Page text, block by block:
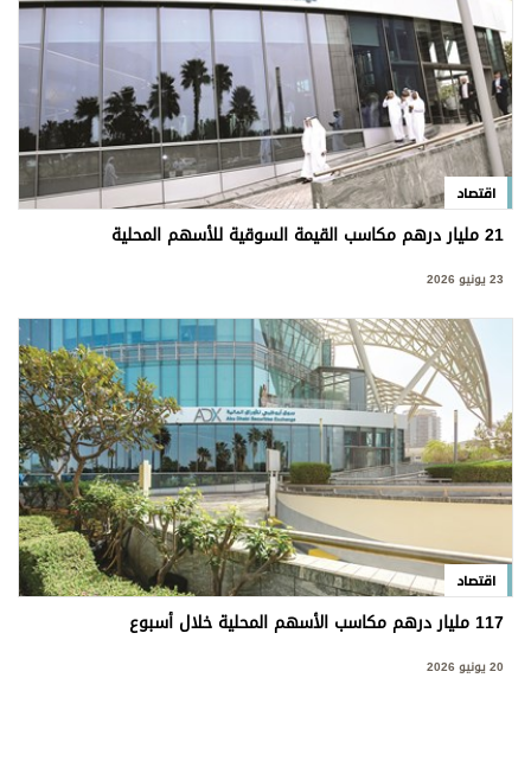
اقتصاد
21 مليار درهم مكاسب القيمة السوقية للأسهم المحلية
23 يونيو 2026
اقتصاد
117 مليار درهم مكاسب الأسهم المحلية خلال أسبوع
20 يونيو 2026